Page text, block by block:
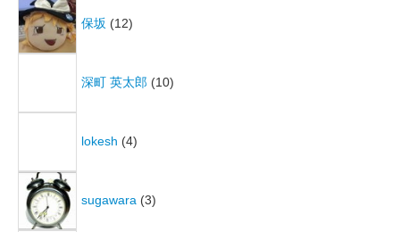
保坂 (12)
深町 英太郎 (10)
lokesh (4)
sugawara (3)